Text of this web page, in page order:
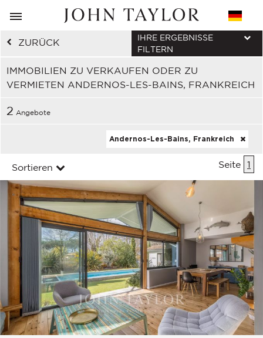
ZURÜCK
IMMOBILIEN ZU VERKAUFEN ODER ZU
VERMIETEN ANDERNOS-LES-BAINS, FRANKREICH
IHRE ERGEBNISSE
FILTERN
2 Angebote
Andernos-Les-Bains, Frankreich
Sortieren Seite 1